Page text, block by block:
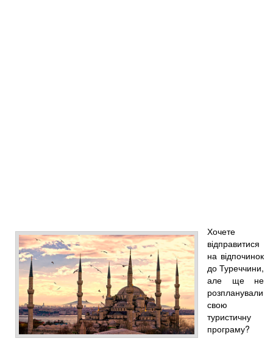
Хочете
відправитися
на відпочинок
до Туреччини,
але ще не
розпланували
свою
туристичну
програму?